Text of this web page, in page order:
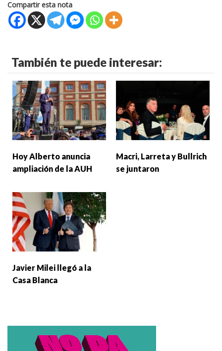
Compartir esta nota
También te puede interesar:
Hoy Alberto anuncia
ampliación de la AUH
Macri, Larreta y Bullrich
se juntaron
Javier Milei llegó a la
Casa Blanca